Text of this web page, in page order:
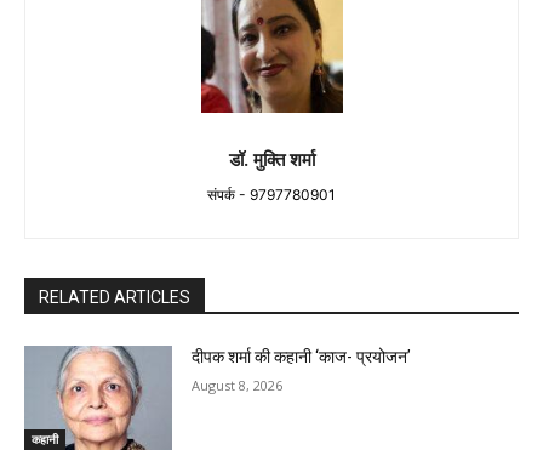
डॉ. मुक्ति शर्मा
संपर्क - 9797780901
RELATED ARTICLES
कहानी
दीपक शर्मा की कहानी ‘काज- प्रयोजन’
August 8, 2026